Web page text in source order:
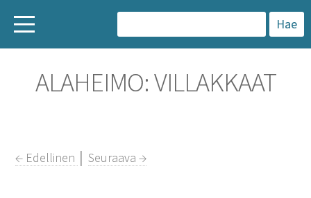
a
k
ALAHEIMO: VILLAKKAAT
← Edellinen │Seuraava →